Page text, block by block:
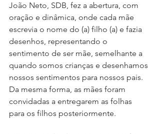
João Neto, SDB, fez a abertura, com
oração e dinâmica, onde cada mãe
escrevia o nome do (a) filho (a) e fazia
desenhos, representando o
sentimento de ser mãe, semelhante a
quando somos crianças e desenhamos
nossos sentimentos para nossos pais.
Da mesma forma, as mães foram
convidadas a entregarem as folhas
para os filhos posteriormente.